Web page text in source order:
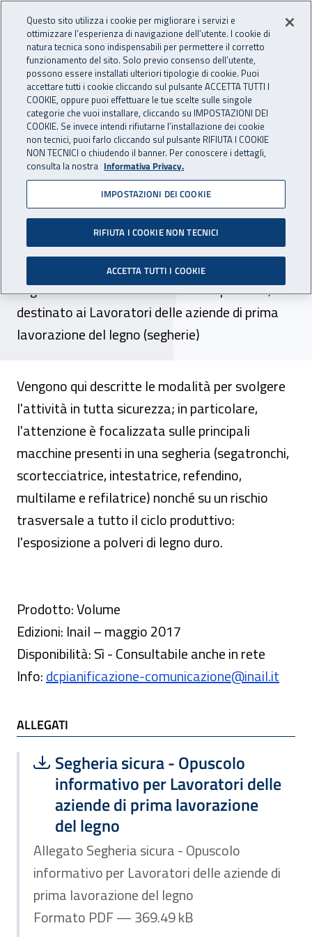
INAIL - Istituto Nazionale
Apri cerca
Navigazione principale
Navigazione - Ti trovi in:
Home Inail comunica Pubblicazioni Catalogo generale
Segheria sicura - Opuscolo
informativo per Lavoratori
delle aziende di prima
lavorazione del legno
Nuova edizione dell’opuscolo informativo, dal
taglio sintetico e di immediato recepimento,
destinato ai Lavoratori delle aziende di prima
lavorazione del legno (segherie)
Vengono qui descritte le modalità per svolgere
l'attività in tutta sicurezza; in particolare,
l'attenzione è focalizzata sulle principali
macchine presenti in una segheria (segatronchi,
scortecciatrice, intestatrice, refendino,
multilame e refilatrice) nonché su un rischio
trasversale a tutto il ciclo produttivo:
l'esposizione a polveri di legno duro.
Prodotto: Volume
Edizioni: Inail – maggio 2017
Disponibilità: Sì - Consultabile anche in rete
Info:dcpianificazione-comunicazione@inail.it
ALLEGATI
Scarica file:
Segheria sicura - Opuscolo
informativo per Lavoratori delle
aziende di prima lavorazione
del legno
Formato PDF — Dimensione 369.49 kB
Allegato Segheria sicura - Opuscolo
informativo per Lavoratori delle aziende di
prima lavorazione del legno
Formato PDF — 369.49 kB
Questo sito utilizza i cookie per migliorare i servizi e
ottimizzare l’esperienza di navigazione dell’utente. I cookie di
natura tecnica sono indispensabili per permettere il corretto
funzionamento del sito. Solo previo consenso dell’utente,
possono essere installati ulteriori tipologie di cookie. Puoi
accettare tutti i cookie cliccando sul pulsante ACCETTA TUTTI I
COOKIE, oppure puoi effettuare le tue scelte sulle singole
categorie che vuoi installare, cliccando su IMPOSTAZIONI DEI
COOKIE. Se invece intendi rifiutarne l’installazione dei cookie
non tecnici, puoi farlo cliccando sul pulsante RIFIUTA I COOKIE
NON TECNICI o chiudendo il banner. Per conoscere i dettagli,
consulta la nostra Informativa Privacy.
IMPOSTAZIONI DEI COOKIE
RIFIUTA I COOKIE NON TECNICI
ACCETTA TUTTI I COOKIE